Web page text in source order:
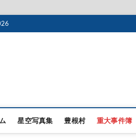
星空写真集 豊根村 重大事件簿